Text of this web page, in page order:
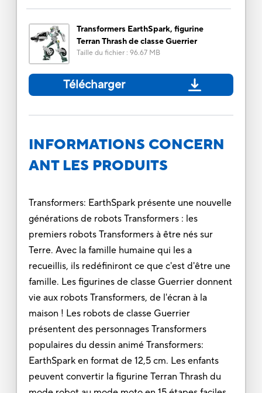
Transformers EarthSpark, figurine
Terran Thrash de classe Guerrier
Taille du fichier: 96.67 MB
Télécharger
INFORMATIONS CONCERN
ANT LES PRODUITS
Transformers: EarthSpark présente une nouvelle
générations de robots Transformers : les
premiers robots Transformers à être nés sur
Terre. Avec la famille humaine qui les a
recueillis, ils redéfiniront ce que c'est d'être une
famille. Les figurines de classe Guerrier donnent
vie aux robots Transformers, de l'écran à la
maison ! Les robots de classe Guerrier
présentent des personnages Transformers
populaires du dessin animé Transformers:
EarthSpark en format de 12,5 cm. Les enfants
peuvent convertir la figurine Terran Thrash du